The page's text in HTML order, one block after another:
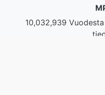
10,032,939